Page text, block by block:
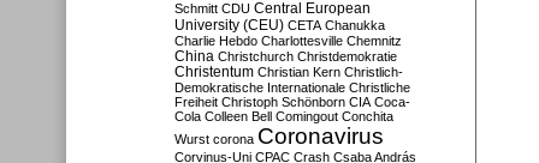
Schmitt CDU Central European
University (CEU) CETA Chanukka
Charlie Hebdo Charlottesville Chemnitz
China Christchurch Christdemokratie
Christentum Christian Kern Christlich-
Demokratische Internationale Christliche
Freiheit Christoph Schönborn CIA Coca-
Cola Colleen Bell Comingout Conchita
Wurst corona Coronavirus
Corvinus-Uni CPAC Crash Csaba András